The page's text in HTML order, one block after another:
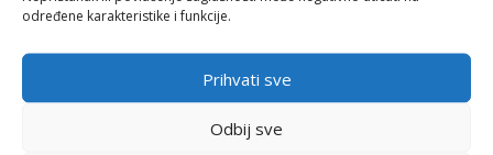
određene karakteristike i funkcije.
Prihvati sve
Odbij sve
Sezona 2014/2015
Éric-Emmanuel Schmitt,ZAGONETNE VARIJACIJE–
BIG SISTER u mreži života